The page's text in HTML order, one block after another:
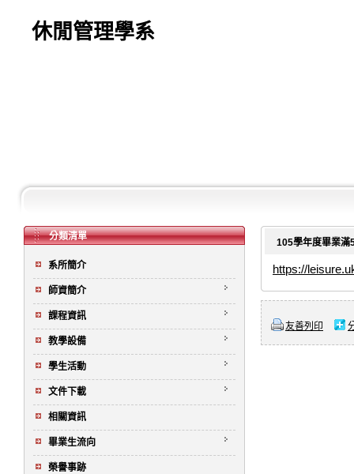
休閒管理學系
分類清單
系所簡介
師資簡介
課程資訊
教學設備
學生活動
文件下載
相關資訊
畢業生流向
榮譽事跡
105學年度畢業滿
https://
友善列印